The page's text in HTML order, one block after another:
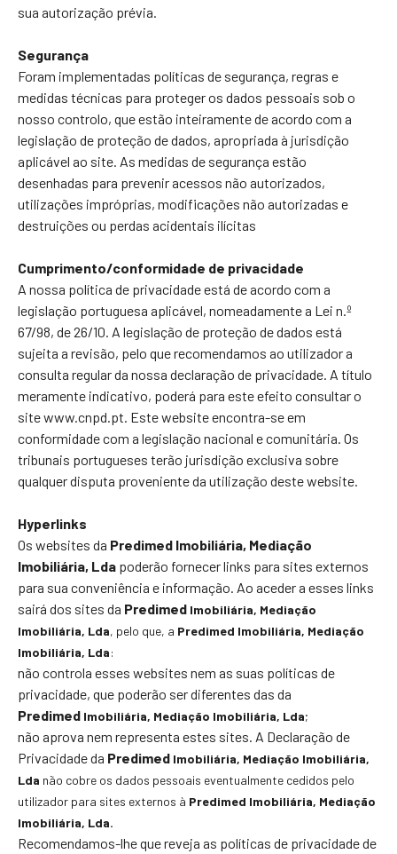
sua autorização prévia.
Segurança
Foram implementadas políticas de segurança, regras e
medidas técnicas para proteger os dados pessoais sob o
nosso controlo, que estão inteiramente de acordo com a
legislação de proteção de dados, apropriada à jurisdição
aplicável ao site. As medidas de segurança estão
desenhadas para prevenir acessos não autorizados,
utilizações impróprias, modificações não autorizadas e
destruições ou perdas acidentais ilícitas
Cumprimento/conformidade de privacidade
A nossa política de privacidade está de acordo com a
legislação portuguesa aplicável, nomeadamente a Lei n.º
67/98, de 26/10. A legislação de proteção de dados está
sujeita a revisão, pelo que recomendamos ao utilizador a
consulta regular da nossa declaração de privacidade. A título
meramente indicativo, poderá para este efeito consultar o
site www.cnpd.pt. Este website encontra-se em
conformidade com a legislação nacional e comunitária. Os
tribunais portugueses terão jurisdição exclusiva sobre
qualquer disputa proveniente da utilização deste website.
Hyperlinks
Os websites da Predimed Imobiliária, Mediação
Imobiliária, Lda poderão fornecer links para sites externos
para sua conveniência e informação. Ao aceder a esses links
sairá dos sites da Predimed Imobiliária, Mediação
Imobiliária, Lda, pelo que, a Predimed Imobiliária, Mediação
Imobiliária, Lda:
não controla esses websites nem as suas políticas de
privacidade, que poderão ser diferentes das da
Predimed Imobiliária, Mediação Imobiliária, Lda;
não aprova nem representa estes sites. A Declaração de
Privacidade da Predimed Imobiliária, Mediação Imobiliária,
Lda não cobre os dados pessoais eventualmente cedidos pelo
utilizador para sites externos à Predimed Imobiliária, Mediação
Imobiliária, Lda.
Recomendamos-lhe que reveja as políticas de privacidade de